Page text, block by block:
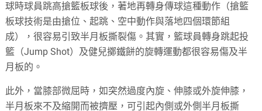
球時球員跳高搶籃板球後，著地再轉身傳球這種動作（搶籃
板球技術是由搶位、起跳、空中動作與落地四個環節組
成），很容易引致半月板撕裂傷。其實，籃球員轉身跳起投
籃（Jump Shot）及健兒擲鐵餅的旋轉運動都很容易傷及半
月板的。
此外，當膝部微屈時，如突然過度內旋、伸膝或外旋伸膝，
半月板來不及縮開而被擠壓，可引起內側或外側半月板撕